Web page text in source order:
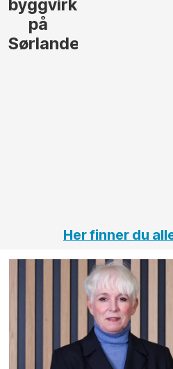
Her finner du